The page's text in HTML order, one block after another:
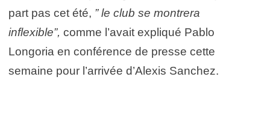
part pas cet été, ” le club se montrera
inflexible”, comme l’avait expliqué Pablo
Longoria en conférence de presse cette
semaine pour l’arrivée d’Alexis Sanchez.